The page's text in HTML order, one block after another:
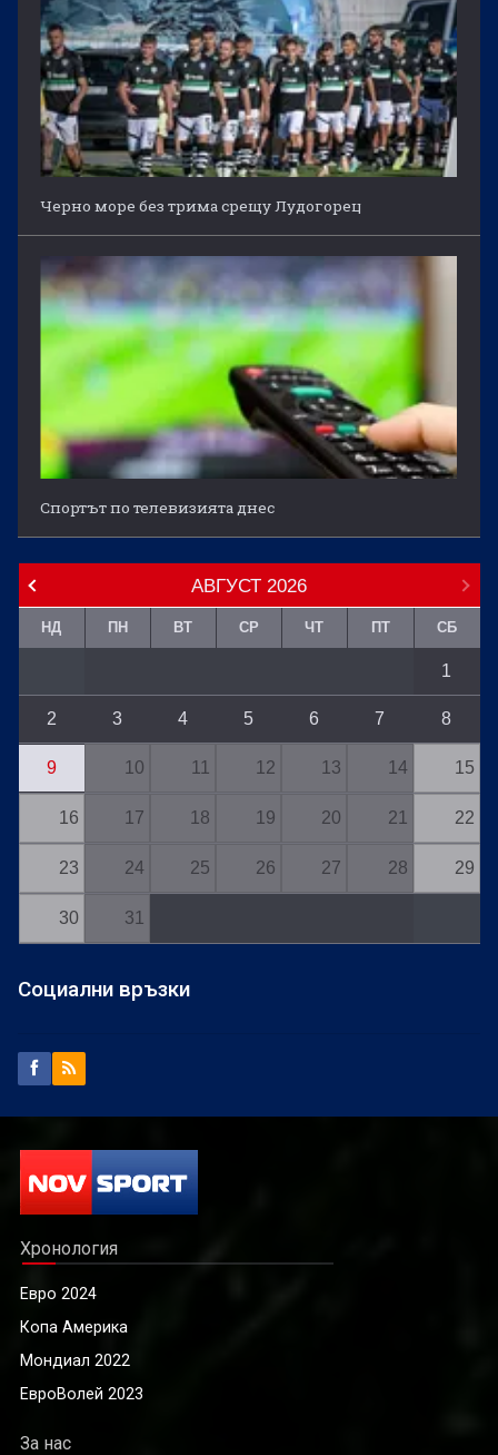
Черно море без трима срещу Лудогорец
Спортът по телевизията днес
АВГУСТ 2026
НД ПН ВТ СР ЧТ ПТ СБ
1
2 3 4 5 6 7 8
9 10 11 12 13 14 15
16 17 18 19 20 21 22
23 24 25 26 27 28 29
30 31
Социални връзки
Хронология
Евро 2024
Копа Америка
Мондиал 2022
ЕвроВолей 2023
За нас